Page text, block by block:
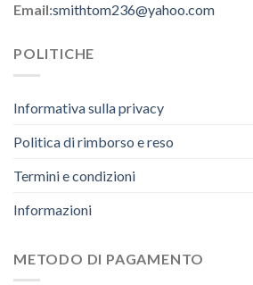
Email:smithtom236@yahoo.com
POLITICHE
Informativa sulla privacy
Politica di rimborso e reso
Termini e condizioni
Informazioni
METODO DI PAGAMENTO